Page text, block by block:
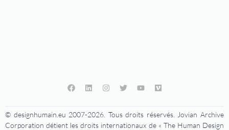
© designhumain.eu 2007-2026. Tous droits réservés. Jovian Archive
Corporation détient les droits internationaux de « The Human Design